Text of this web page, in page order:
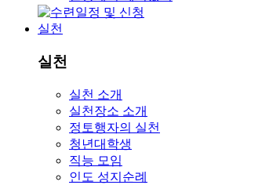
실천
실천
실천 소개
실천장소 소개
정토행자의 실천
청년대학생
직능 모임
인도 성지순례